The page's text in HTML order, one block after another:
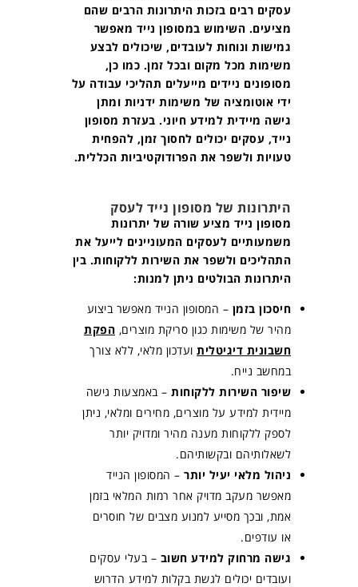
עסקים רבים בזכות היתרונות הרבים שהם
מציעים. השימוש במסופון נייד מאפשר
גמישות ונוחות לעובדים, שיכולים לבצע
משימות מכל מקום ובכל זמן. כמו כן,
מסופונים ניידים מייעלים תהליכי עבודה על
ידי אוטומציה של משימות ידניות ומתן
גישה מיידית למידע חיוני. בעזרת מסופון
נייד, עסקים יכולים לחסוך זמן, להפחית
טעויות ולשפר את הפרודוקטיביות הכללית.
היתרונות של מסופון נייד לעסק
מסופון נייד מציע שורה של יתרונות
משמעותיים לעסקים המעוניינים לייעל את
התהליכים ולשפר את השירות ללקוחות. בין
היתרונות הבולטים ניתן למנות:
חיסכון בזמן – המסופון הנייד מאפשר ביצוע
מהיר של משימות כגון סריקת מוצרים, הפקת
חשבונית דיגיטלית ועדכון מלאי, ללא צורך
במחשב נייח.
שיפור השירות ללקוחות – באמצעות גישה
מיידית למידע על מוצרים, מחירים ומלאי, ניתן
לספק ללקוחות מענה מהיר ומדויק יותר
לשאלותיהם ובקשותיהם.
ניהול מלאי יעיל יותר – המסופון הנייד
מאפשר מעקב מדויק אחר רמות המלאי בזמן
אמת, ובכך מסייע למנוע מצבים של חוסרים
או עודפים.
גישה מרחוק למידע חשוב – בעלי עסקים
ועובדים יכולים לגשת בקלות למידע הדרוש